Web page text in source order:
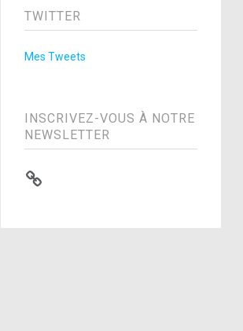
TWITTER
Mes Tweets
INSCRIVEZ-VOUS À NOTRE
NEWSLETTER